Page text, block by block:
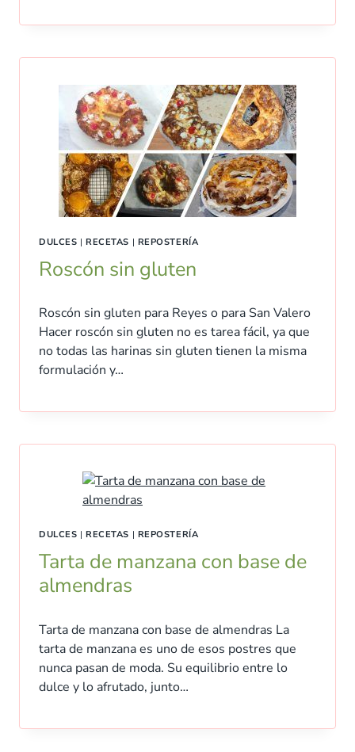
DULCES |RECETAS | REPOSTERÍA
Roscón sin gluten
Roscón sin gluten para Reyes o para San Valero
Hacer roscón sin gluten no es tarea fácil, ya que
no todas las harinas sin gluten tienen la misma
formulación y…
DULCES |RECETAS | REPOSTERÍA
Tarta de manzana con base de
almendras
Tarta de manzana con base de almendras La
tarta de manzana es uno de esos postres que
nunca pasan de moda. Su equilibrio entre lo
dulce y lo afrutado, junto…